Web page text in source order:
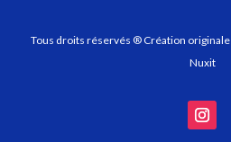
Tous droits réservés ® Création originale
Nuxit